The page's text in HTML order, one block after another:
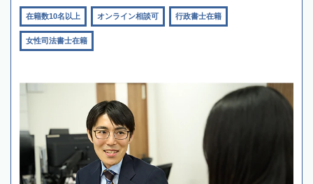
在籍数10名以上 オンライン相談可 行政書士在籍
女性司法書士在籍